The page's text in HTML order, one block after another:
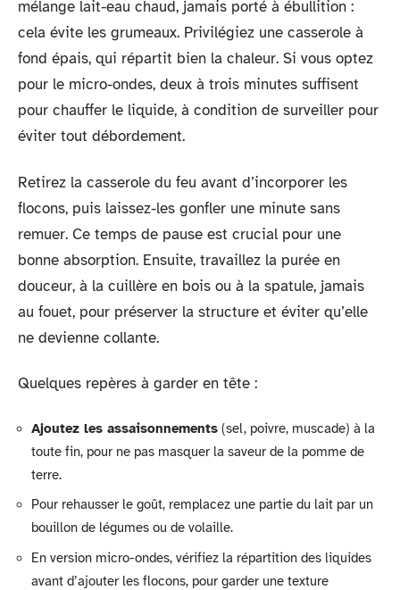
mélange lait-eau chaud, jamais porté à ébullition :
cela évite les grumeaux. Privilégiez une casserole à
fond épais, qui répartit bien la chaleur. Si vous optez
pour le micro-ondes, deux à trois minutes suffisent
pour chauffer le liquide, à condition de surveiller pour
éviter tout débordement.
Retirez la casserole du feu avant d’incorporer les
flocons, puis laissez-les gonfler une minute sans
remuer. Ce temps de pause est crucial pour une
bonne absorption. Ensuite, travaillez la purée en
douceur, à la cuillère en bois ou à la spatule, jamais
au fouet, pour préserver la structure et éviter qu’elle
ne devienne collante.
Quelques repères à garder en tête :
Ajoutez les assaisonnements (sel, poivre, muscade) à la
toute fin, pour ne pas masquer la saveur de la pomme de
terre.
Pour rehausser le goût, remplacez une partie du lait par un
bouillon de légumes ou de volaille.
En version micro-ondes, vérifiez la répartition des liquides
avant d’ajouter les flocons, pour garder une texture